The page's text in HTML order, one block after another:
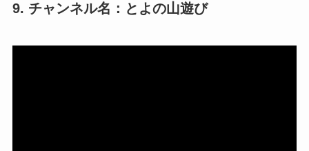
9. チャンネル名：とよの山遊び